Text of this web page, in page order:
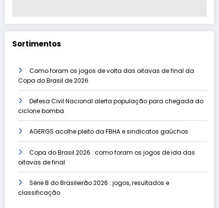
Sortimentos
Como foram os jogos de volta das oitavas de final da
Copa do Brasil de 2026
Defesa Civil Nacional alerta população para chegada do
ciclone bomba
AGERGS acolhe pleito da FBHA e sindicatos gaúchos
Copa do Brasil 2026 : como foram os jogos de ida das
oitavas de final
Série B do Brasileirão 2026 : jogos, resultados e
classificação